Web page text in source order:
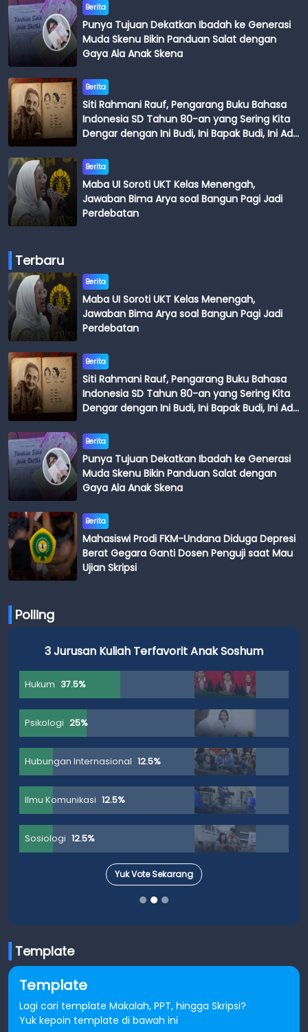
Berita
Punya Tujuan Dekatkan Ibadah ke Generasi
Muda Skenu Bikin Panduan Salat dengan
Gaya Ala Anak Skena
Berita
Siti Rahmani Rauf, Pengarang Buku Bahasa
Indonesia SD Tahun 80-an yang Sering Kita
Dengar dengan Ini Budi, Ini Bapak Budi, Ini Adik
Berita
Maba UI Soroti UKT Kelas Menengah,
Jawaban Bima Arya soal Bangun Pagi Jadi
Perdebatan
Terbaru
Berita
Maba UI Soroti UKT Kelas Menengah,
Jawaban Bima Arya soal Bangun Pagi Jadi
Perdebatan
Berita
Siti Rahmani Rauf, Pengarang Buku Bahasa
Indonesia SD Tahun 80-an yang Sering Kita
Dengar dengan Ini Budi, Ini Bapak Budi, Ini Adik
Berita
Punya Tujuan Dekatkan Ibadah ke Generasi
Muda Skenu Bikin Panduan Salat dengan
Gaya Ala Anak Skena
Berita
Mahasiswi Prodi FKM-Undana Diduga Depresi
Berat Gegara Ganti Dosen Penguji saat Mau
Ujian Skripsi
Polling
3 Jurusan Kuliah Terfavorit Anak Soshum
Hukum 37.5%
Psikologi 25%
Hubungan Internasional 12.5%
Ilmu Komunikasi 12.5%
Sosiologi 12.5%
Yuk Vote Sekarang
Template
Template
Lagi cari template Makalah, PPT, hingga Skripsi?
Yuk kepoin template di bawah ini